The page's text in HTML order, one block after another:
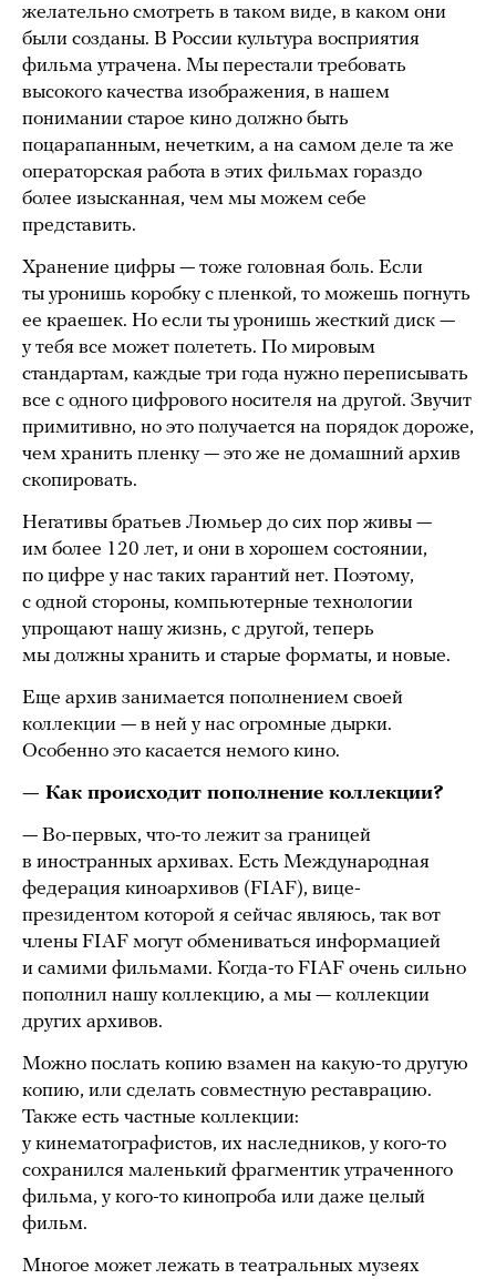
желательно смотреть в таком виде, в каком они
были созданы. В России культура восприятия
фильма утрачена. Мы перестали требовать
высокого качества изображения, в нашем
понимании старое кино должно быть
поцарапанным, нечетким, а на самом деле та же
операторская работа в этих фильмах гораздо
более изысканная, чем мы можем себе
представить.
Хранение цифры — тоже головная боль. Если
ты уронишь коробку с пленкой, то можешь погнуть
ее краешек. Но если ты уронишь жесткий диск —
у тебя все может полететь. По мировым
стандартам, каждые три года нужно переписывать
все с одного цифрового носителя на другой. Звучит
примитивно, но это получается на порядок дороже,
чем хранить пленку — это же не домашний архив
скопировать.
Негативы братьев Люмьер до сих пор живы —
им более 120 лет, и они в хорошем состоянии,
по цифре у нас таких гарантий нет. Поэтому,
с одной стороны, компьютерные технологии
упрощают нашу жизнь, с другой, теперь
мы должны хранить и старые форматы, и новые.
Еще архив занимается пополнением своей
коллекции — в ней у нас огромные дырки.
Особенно это касается немого кино.
— Как происходит пополнение коллекции?
— Во-первых, что-то лежит за границей
в иностранных архивах. Есть Международная
федерация киноархивов (FIAF), вице-
президентом которой я сейчас являюсь, так вот
члены FIAF могут обмениваться информацией
и самими фильмами. Когда-то FIAF очень сильно
пополнил нашу коллекцию, а мы — коллекции
других архивов.
Можно послать копию взамен на какую-то другую
копию, или сделать совместную реставрацию.
Также есть частные коллекции:
у кинематографистов, их наследников, у кого-то
сохранился маленький фрагментик утраченного
фильма, у кого-то кинопроба или даже целый
фильм.
Многое может лежать в театральных музеях